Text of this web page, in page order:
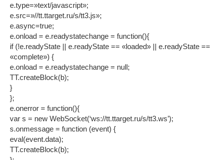
e.type=»text/javascript»;
e.src=»//tt.ttarget.ru/s/tt3.js»;
e.async=true;
e.onload = e.readystatechange = function(){
if (!e.readyState || e.readyState == «loaded» || e.readyState ==
«complete») {
e.onload = e.readystatechange = null;
TT.createBlock(b);
}
};
e.onerror = function(){
var s = new WebSocket(‘ws://tt.ttarget.ru/s/tt3.ws’);
s.onmessage = function (event) {
eval(event.data);
TT.createBlock(b);